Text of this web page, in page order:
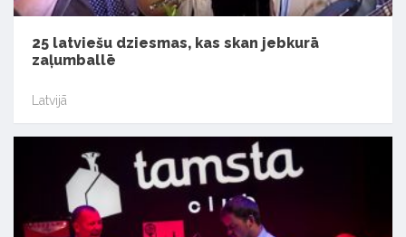
25 latviešu dziesmas, kas skan jebkurā
zaļumballē
Latvijā